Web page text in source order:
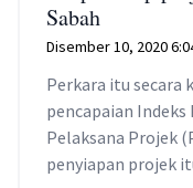
Sabah
Disember 10, 2020
Perkara itu secara
pencapaian
Pelaksana Projek
penyiapan projek